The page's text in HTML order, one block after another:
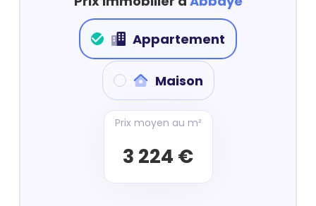
Appartement
Maison
Prix moyen au m²
3 224 €